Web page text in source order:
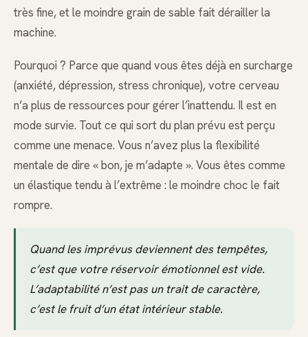
très fine, et le moindre grain de sable fait dérailler la
machine.
Pourquoi ? Parce que quand vous êtes déjà en surcharge
(anxiété, dépression, stress chronique), votre cerveau
n’a plus de ressources pour gérer l’inattendu. Il est en
mode survie. Tout ce qui sort du plan prévu est perçu
comme une menace. Vous n’avez plus la flexibilité
mentale de dire « bon, je m’adapte ». Vous êtes comme
un élastique tendu à l’extrême : le moindre choc le fait
rompre.
Quand les imprévus deviennent des tempêtes,
c’est que votre réservoir émotionnel est vide.
L’adaptabilité n’est pas un trait de caractère,
c’est le fruit d’un état intérieur stable.